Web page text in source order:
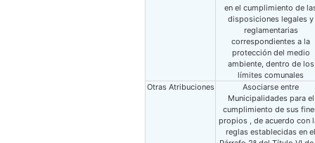
en el cumplimiento de
disposiciones legales y
reglamentarias
correspondientes a la
protección del medio
ambiente, dentro de los
límites comunales
Otras Atribuciones
Asociarse entre
Municipalidades para el
cumplimiento de sus
propios , de acuerdo con
reglas establecidas en el